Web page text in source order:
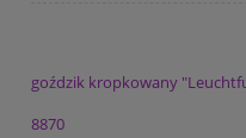
goździk kropkowany
8870